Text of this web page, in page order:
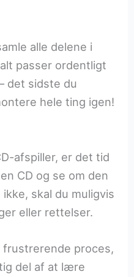
alle delene i
passer ordentligt
det sidste du
hele ting igen!
afspiller, er det tid
CD og se om den
skal du muligvis
eller rettelser.
proces,
del af at lære